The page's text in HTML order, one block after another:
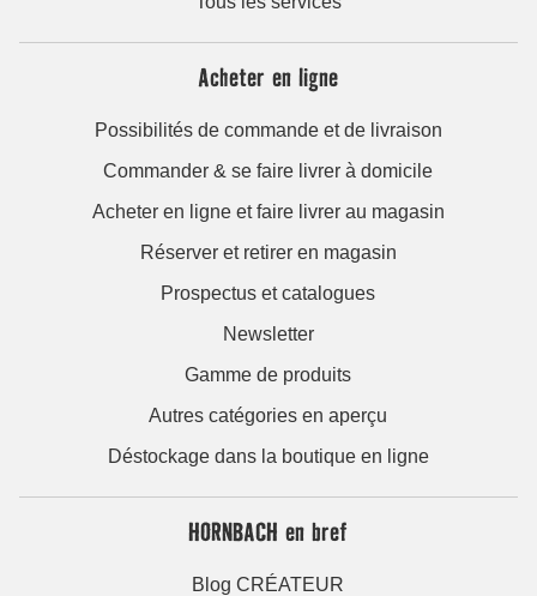
Acheter en ligne
Possibilités de commande et de livraison
Commander & se faire livrer à domicile
Acheter en ligne et faire livrer au magasin
Réserver et retirer en magasin
Prospectus et catalogues
Newsletter
Gamme de produits
Autres catégories en aperçu
Déstockage dans la boutique en ligne
HORNBACH en bref
Blog CRÉATEUR